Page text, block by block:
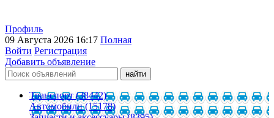
Профиль
09 Августа 2026 16:17 Полная
Войти Регистрация
Добавить объявление
Транспорт (38442)
Автомобили (15178)